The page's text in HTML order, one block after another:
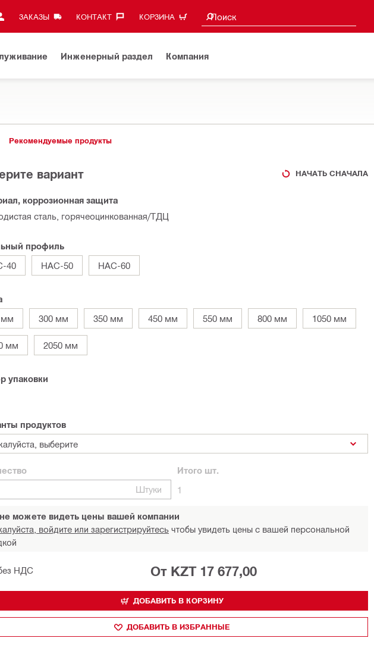
ЗАКАЗЫ КОНТАКТ‎ КОРЗИНА Поиск
Поиск предложений
Инженерный раздел Компания
Рекомендуемые продукты
вариант НАЧАТЬ СНАЧАЛА
коррозионная защита
сталь, горячеоцинкованная/ТДЦ
профиль
40
HAC-50 HAC-60
мм
300 мм 350 мм 450 мм 550 мм 800 мм 1050 мм
мм 2050 мм
упаковки
продуктов
выберите
Штуки
Итого шт.
1
можете видеть цены вашей компании
войдите или зарегистрируйтесь чтобы увидеть цены с вашей персональной
НДС От KZT 17 677,00
ДОБАВИТЬ В КОРЗИНУ
ДОБАВИТЬ В ИЗБРАННЫЕ